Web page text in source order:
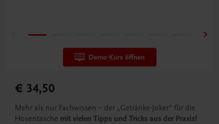
Demo-Kurs öffnen
€ 34,50
Mehr als nur Fachwissen – der „Getränke-Joker“ für die
Hosentasche mit vielen Tipps und Tricks aus der Praxis!